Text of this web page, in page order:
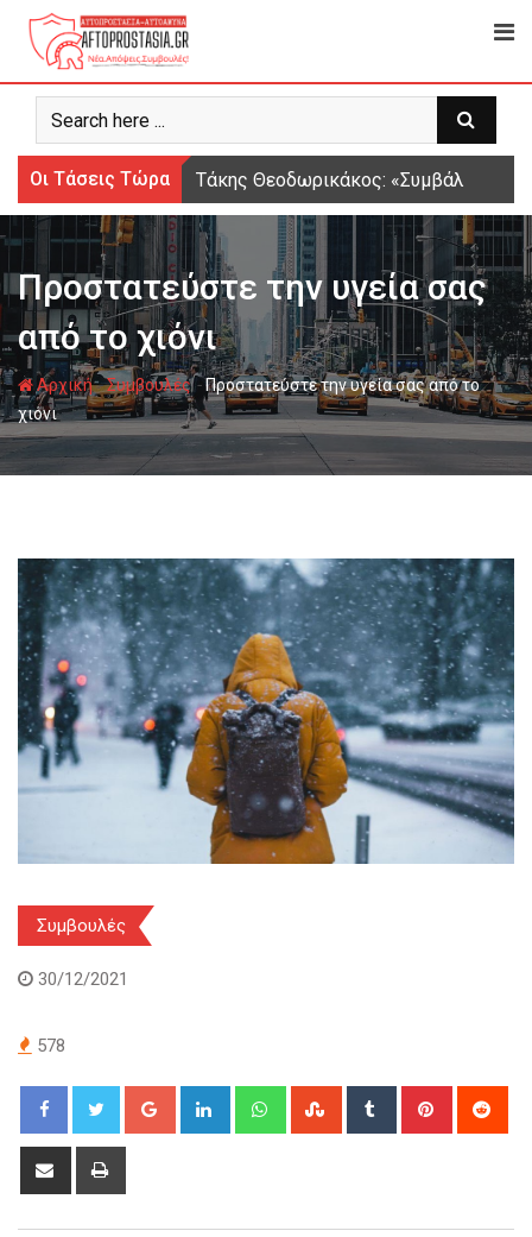
Ψάχνω
για...
Οι Τάσεις Τώρα Τάκης Θεοδωρικάκος: «Συμβάλλουμε
Προστατεύστε την υγεία σας
από το χιόνι
Αρχική-Συμβουλές-Προστατεύστε την υγεία σας από το
χιόνι
Συμβουλές
30/12/2021
578
Google+ LinkedIn WhatsappStumbleUpon
Tumblr Pinterest
Share